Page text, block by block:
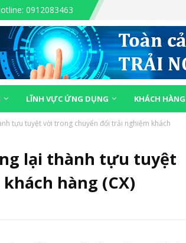
0912083463
LĨNH VỰC ỨNG DỤNG KHÁCH
tựu tuyệt vời trong chuyển đổi trải nghiệm khách
lại thành tựu tuyệt
hàng (CX)